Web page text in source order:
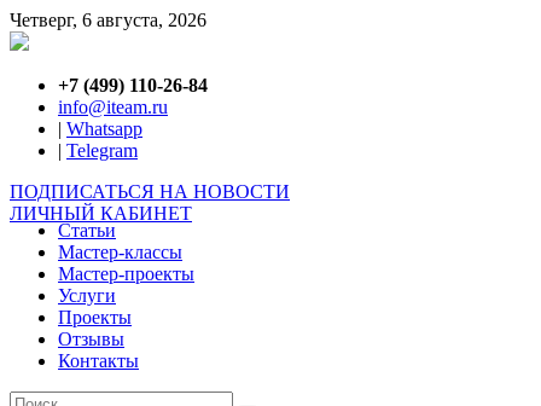
Четверг, 6 августа, 2026
+7 (499) 110-26-84
info@iteam.ru
| Whatsapp
| Telegram
ПОДПИСАТЬСЯ НА НОВОСТИ
ЛИЧНЫЙ КАБИНЕТ
Статьи
Мастер-классы
Мастер-проекты
Услуги
Проекты
Отзывы
Контакты